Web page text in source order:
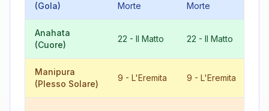
(Gola)
Morte
Morte
Anahata
(Cuore)
22 - Il Matto 22 - Il Matto
Manipura
(Plesso Solare)
9 - L'Eremita 9 - L'Eremita